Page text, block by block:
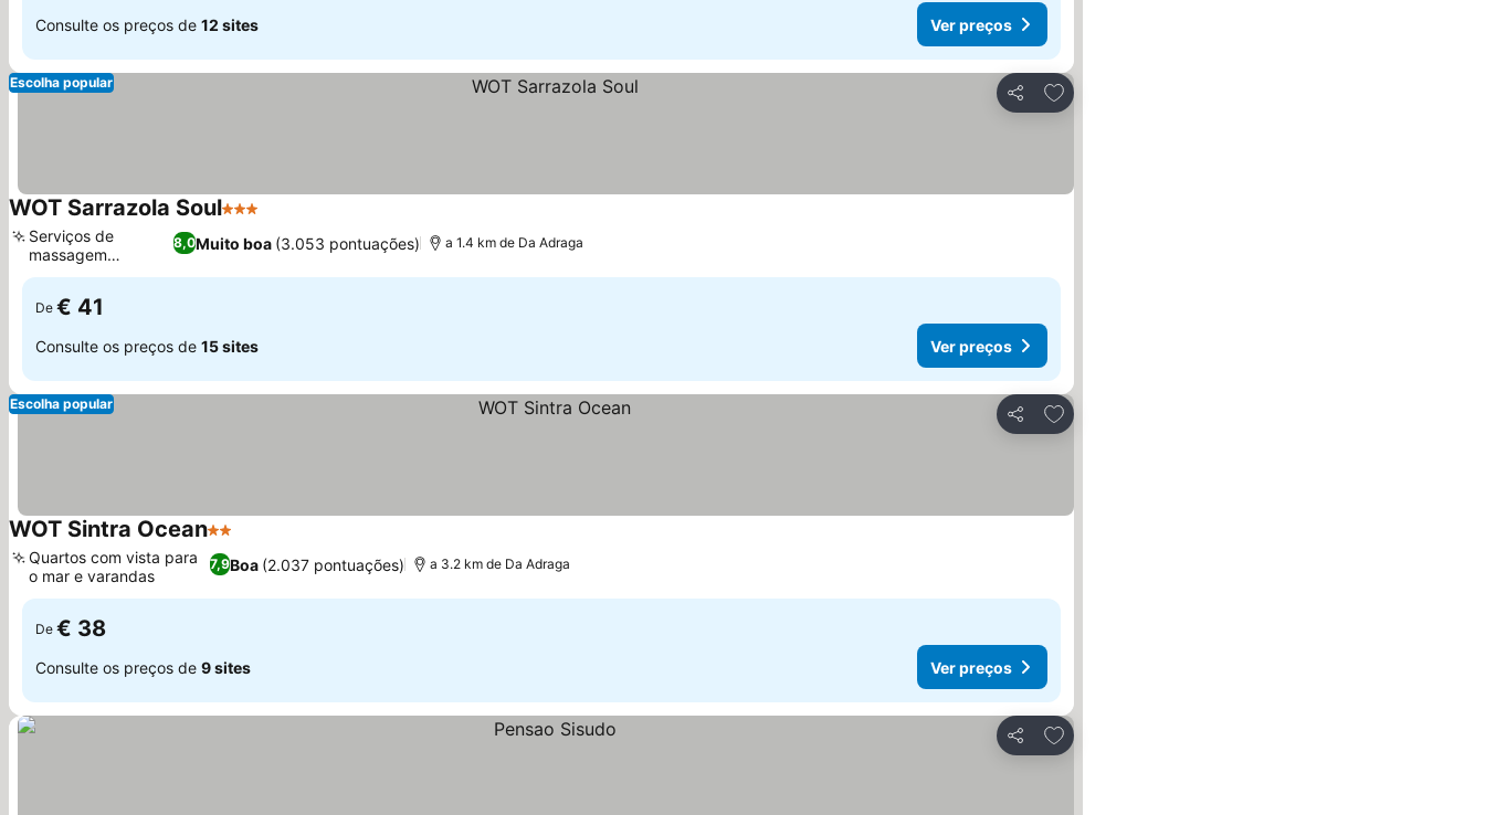
Consulte os preços de 12 sites Ver preços
Partilhar
Adicionar aos favoritos
Escolha popular
WOT Sarrazola Soul3 Estrelas
8,0Muito boa (3.053 pontuações)
Serviços de
massagem
relaxantes
a 1.4 km de Da Adraga
De € 41
Consulte os preços de 15 sites Ver preços
Partilhar
Adicionar aos favoritos
Escolha popular
WOT Sintra Ocean2 Estrelas
7,9Boa (2.037 pontuações)
Quartos com vista para
o mar e varandas
a 3.2 km de Da Adraga
De € 38
Consulte os preços de 9 sites Ver preços
Partilhar
Adicionar aos favoritos